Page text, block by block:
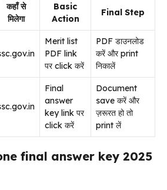
कहाँ से
मिलेगा
Basic
Action
Final Step
Merit list
PDF link
पर click करें
PDF डाउनलोड
करें और print
निकालें
Final
answer
key link पर
click करें
Document
save करें और
ज़रूरत हो तो
print लें
final answer key 2025